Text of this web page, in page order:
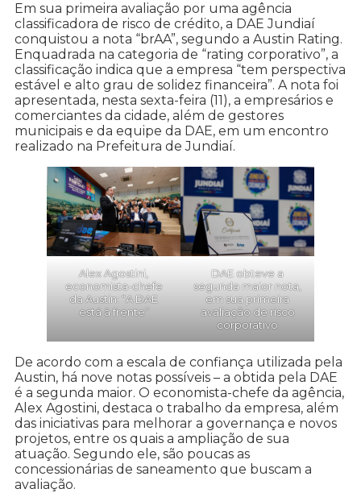
Em sua primeira avaliação por uma agência
classificadora de risco de crédito, a DAE Jundiaí
conquistou a nota “brAA”, segundo a Austin Rating.
Enquadrada na categoria de “rating corporativo”, a
classificação indica que a empresa “tem perspectiva
estável e alto grau de solidez financeira”. A nota foi
apresentada, nesta sexta-feira (11), a empresários e
comerciantes da cidade, além de gestores
municipais e da equipe da DAE, em um encontro
realizado na Prefeitura de Jundiaí.
Alex Agostini,
economista-chefe
da Austin: “A DAE
está à frente”
DAE obteve a
segunda maior nota,
em sua primeira
avaliação de risco
corporativo
De acordo com a escala de confiança utilizada pela
Austin, há nove notas possíveis – a obtida pela DAE
é a segunda maior. O economista-chefe da agência,
Alex Agostini, destaca o trabalho da empresa, além
das iniciativas para melhorar a governança e novos
projetos, entre os quais a ampliação de sua
atuação. Segundo ele, são poucas as
concessionárias de saneamento que buscam a
avaliação.